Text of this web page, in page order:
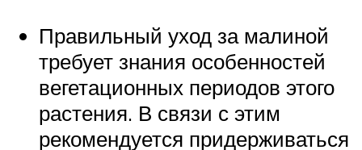
Правильный уход за малиной
требует знания особенностей
вегетационных периодов этого
растения. В связи с этим
рекомендуется придерживаться